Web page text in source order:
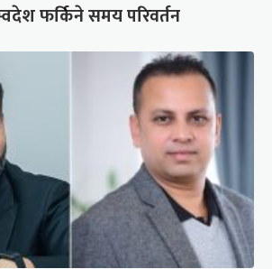
फर्किने समय परिवर्तन